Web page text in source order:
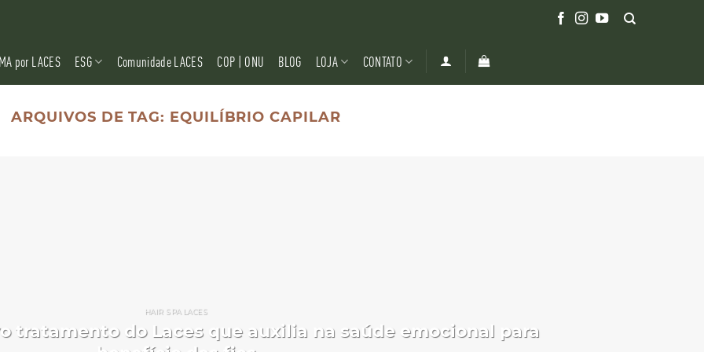
por LACES ESG Comunidade LACES COP | ONU BLOG LOJA CONTATO
ARQUIVOS DE TAG: EQUILÍBRIO CAPILAR
HAIR SPA LACES
tratamento do Laces que auxilia na saúde emocional para